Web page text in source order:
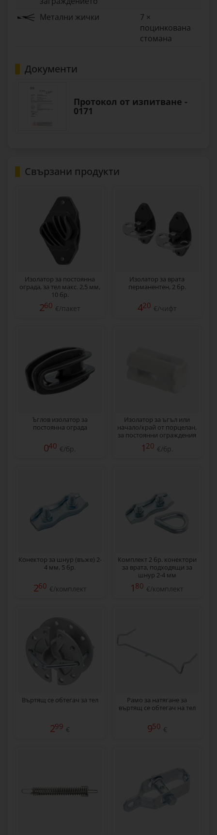
Метални жички
7 ×
поцинкована
стомана
Документи
Протокол от изпитване -
0171
Свързани продукти
Изолатор за постоянна
ограда, за тел макс. 2,5 мм,
10 бр.
260 €/пакет
Изолатор за врата
перманентен, 2 бр.
420 €/чифт
Ъглов изолатор за
постоянна ограда
040 €/бр.
Изолатор за ъгъл или
начало/край от порцелан,
за постоянни ограждения
за електропастир
1 20 €/бр.
Конектор за шнур (въже) 2-
4 мм, 5 бр.
260 €/комплект
Комплект 2 бр. конектори
за врата, подходящи за
шнур 2-4 мм
180 €/комплект
Въртящ се обтегач за тел
299 €
Рамо за натягане за
въртящ се обтегач на тел
950 €